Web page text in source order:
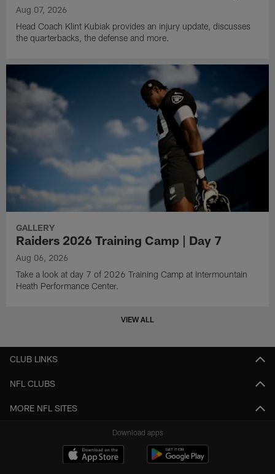
Aug 07, 2026
Head Coach Klint Kubiak provides an injury update, discusses
the quarterbacks, the defense and more.
GALLERY
Raiders 2026 Training Camp | Day 7
Aug 06, 2026
Take a look at day 7 of 2026 Training Camp at Intermountain
Heath Performance Center.
VIEW ALL
CLUB LINKS
NFL CLUBS
MORE NFL SITES
Download apps